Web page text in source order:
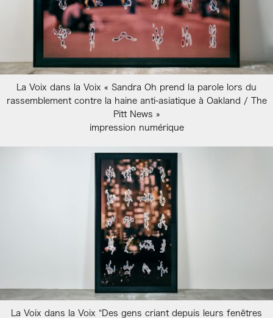
La Voix dans la Voix « Sandra Oh prend la parole lors du
rassemblement contre la haine anti-asiatique à Oakland / The
Pitt News »
impression numérique
La Voix dans la Voix “Des gens criant depuis leurs fenêtres